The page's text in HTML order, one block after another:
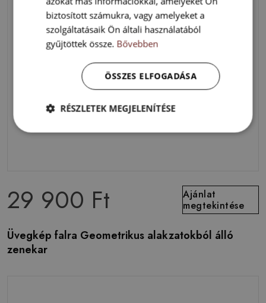
29 900 Ft
Ajánlat
megtekintése
Üvegkép falra Geometrikus alakzatokból álló
zenekar
biztosított számukra, vagy amelyeket a
szolgáltatásaik Ön általi használatából
gyűjtöttek össze. Bővebben
ÖSSZES ELFOGADÁSA
RÉSZLETEK MEGJELENÍTÉSE